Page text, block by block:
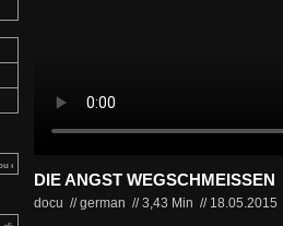
DIE ANGST WEGSCHMEISSEN
docu // german //3,43 Min // 18.05.2015